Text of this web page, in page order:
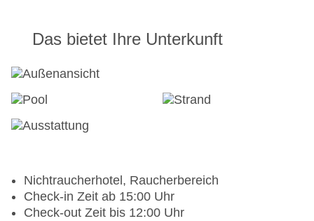
Das bietet Ihre Unterkunft
Nichtraucherhotel, Raucherbereich
Check-in Zeit ab 15:00 Uhr
Check-out Zeit bis 12:00 Uhr